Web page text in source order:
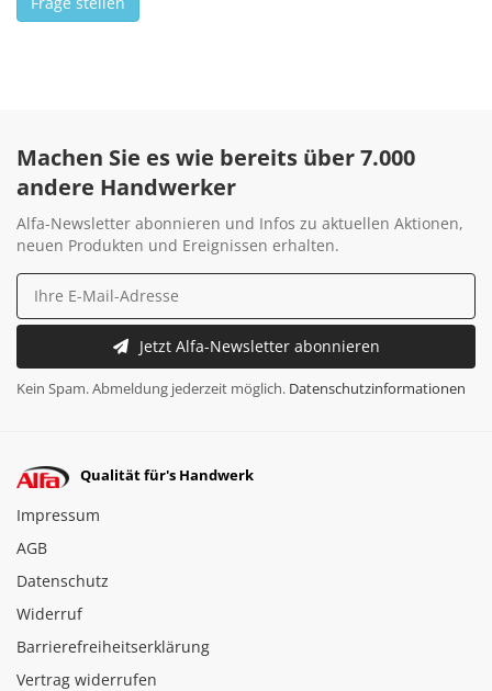
Machen Sie es wie bereits über 7.000
andere Handwerker
Alfa-Newsletter abonnieren und Infos zu aktuellen Aktionen,
neuen Produkten und Ereignissen erhalten.
Jetzt Alfa-Newsletter abonnieren
Kein Spam. Abmeldung jederzeit möglich. Datenschutzinformationen
Qualität für's Handwerk
Impressum
AGB
Datenschutz
Widerruf
Barrierefreiheitserklärung
Vertrag widerrufen